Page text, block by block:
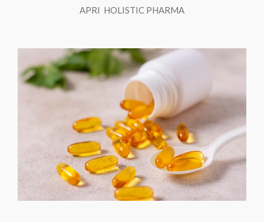
APRI HOLISTIC PHARMA